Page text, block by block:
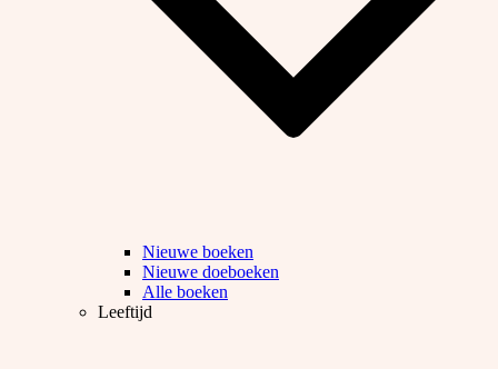
Nieuwe boeken
Nieuwe doeboeken
Alle boeken
Leeftijd